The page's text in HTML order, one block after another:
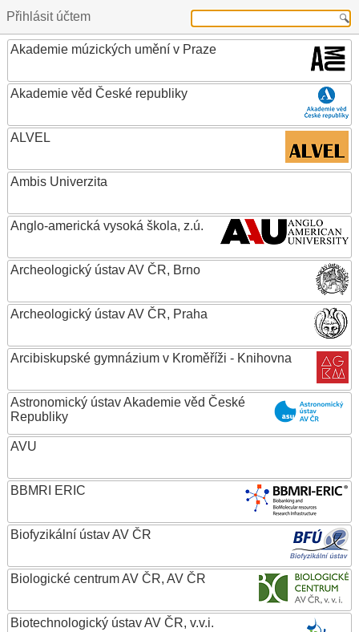
Přihlásit účtem
Akademie múzických umění v Praze
Akademie věd České republiky
ALVEL
Ambis Univerzita
Anglo-americká vysoká škola, z.ú.
Archeologický ústav AV ČR, Brno
Archeologický ústav AV ČR, Praha
Arcibiskupské gymnázium v Kroměříži - Knihovna
Astronomický ústav Akademie věd České
Republiky
AVU
BBMRI ERIC
Biofyzikální ústav AV ČR
Biologické centrum AV ČR, AV ČR
Biotechnologický ústav AV ČR, v.v.i.